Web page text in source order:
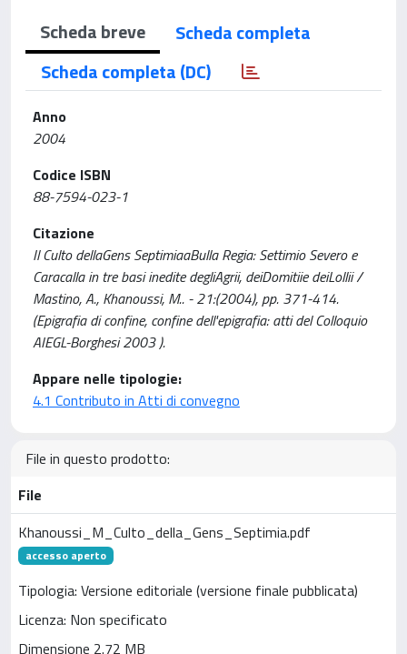
Scheda breve
Scheda completa
Scheda completa (DC)
Anno
2004
Codice ISBN
88-7594-023-1
Citazione
Il Culto dellaGens SeptimiaaBulla Regia: Settimio Severo e
Caracalla in tre basi inedite degliAgrii, deiDomitiie deiLollii /
Mastino, A., Khanoussi, M.. - 21:(2004), pp. 371-414.
(Epigrafia di confine, confine dell'epigrafia: atti del Colloquio
AIEGL-Borghesi 2003 ).
Appare nelle tipologie:
4.1 Contributo in Atti di convegno
File in questo prodotto:
File
Khanoussi_M_Culto_della_Gens_Septimia.pdf
accesso aperto
Tipologia: Versione editoriale (versione finale pubblicata)
Licenza: Non specificato
Dimensione 2.72 MB